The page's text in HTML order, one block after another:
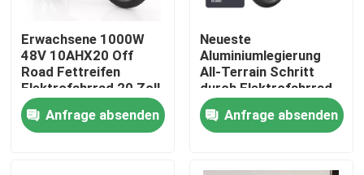
Haus
Erwachsene 1000W
48V 10AHX20 Off
Road Fettreifen
Elektrofahrrad 20 Zoll
Anfrage absenden
Neueste
Aluminiumlegierung
All-Terrain Schritt
durch Elektrofahrrad
für Geschäft und
ReisenAnfrage absenden